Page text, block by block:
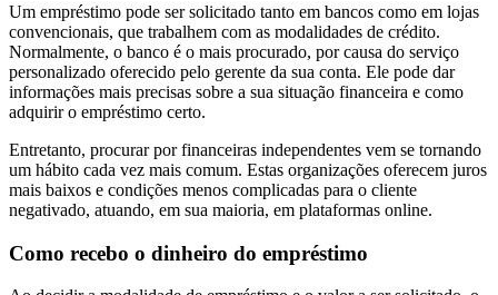
Um empréstimo pode ser solicitado tanto em bancos como em lojas
convencionais, que trabalhem com as modalidades de crédito.
Normalmente, o banco é o mais procurado, por causa do serviço
personalizado oferecido pelo gerente da sua conta. Ele pode dar
informações mais precisas sobre a sua situação financeira e como
adquirir o empréstimo certo.
Entretanto, procurar por financeiras independentes vem se tornando
um hábito cada vez mais comum. Estas organizações oferecem juros
mais baixos e condições menos complicadas para o cliente
negativado, atuando, em sua maioria, em plataformas online.
Como recebo o dinheiro do empréstimo